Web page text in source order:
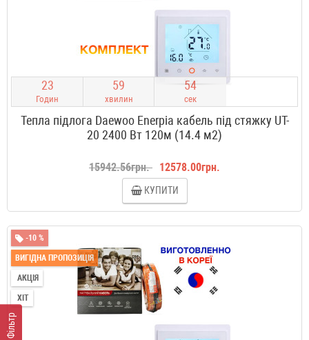
Фільтр
23
Годин
59
хвилин
53
сек
Тепла підлога Daewoo Enerpia кабель під стяжку UT-
20 2400 Вт 120м (14.4 м2)
15942.56грн. 12578.00грн.
КУПИТИ
-10 %
ВИГІДНА ПРОПОЗИЦІЯ
АКЦІЯ
ХІТ